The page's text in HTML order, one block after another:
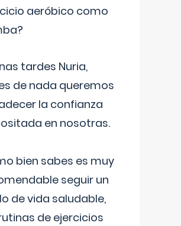
aeróbico como
tardes Nuria,
de nada queremos
la confianza
en nosotras.
bien sabes es muy
seguir un
de vida saludable,
de ejercicios